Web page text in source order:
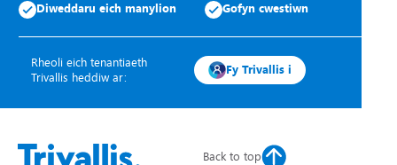
Diweddaru eich manylion Gofyn cwestiwn
Rheoli eich tenantiaeth
Trivallis heddiw ar:
Fy Trivallis i
Back to top